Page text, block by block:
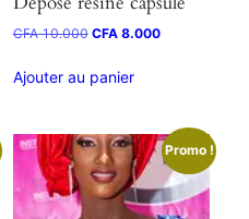
CFA10.000 CFA8.000
Ajouter au panier
Promo !